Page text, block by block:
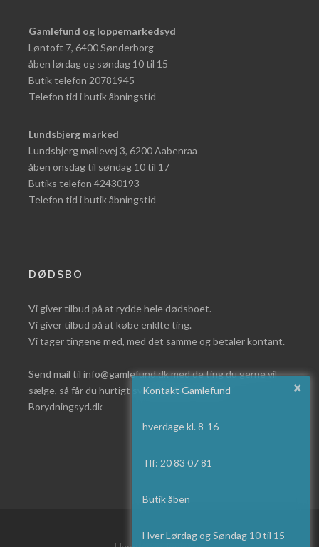
Gamlefund og loppemarkedsyd
Løntoft 7, 6400 Sønderborg
åben lørdag og søndag 10 til 15
Butik telefon 20781945
Telefon tid i butik åbningstid
Lundsbjerg marked
Lundsbjerg møllevej 3, 6200 Aabenraa
åben onsdag til søndag 10 til 17
Butiks telefon 42430193
Telefon tid i butik åbningstid
DØDSBO
Vi giver tilbud på at rydde hele dødsboet.
Vi giver tilbud på at købe enklte ting.
Vi tager tingene med, med det samme og betaler kontant.
Send mail til info@gamlefund.dk med de ting du gerne vil
sælge, så får du hurtigt svar eller læs mere på
Borydningsyd.dk
×
Kontakt Gamlefund
hverdage kl. 8-16
Tlf: 20 83 07 81
Butik åben
Hver Lørdag og Søndag 10 til 15